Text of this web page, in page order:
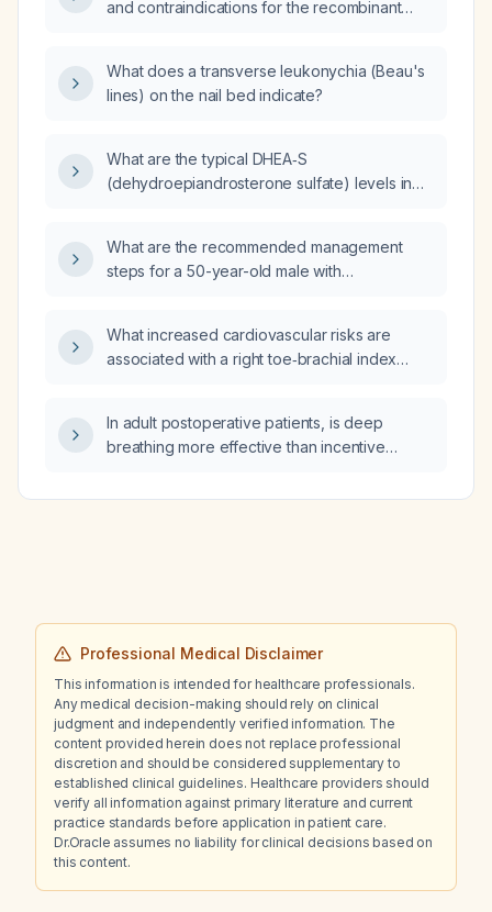
and contraindications for the recombinant
What does a transverse leukonychia (Beau's
lines) on the nail bed indicate?
What are the typical DHEA‑S
(dehydroepiandrosterone sulfate) levels in
What are the recommended management
steps for a 50-year-old male with
palmitate (Invega Sustenna) 234 mg, starting
sertraline (Zoloft) 50 mg, and experiencing
incarcerated dormitory living situation?
What increased cardiovascular risks are
associated with a right toe‑brachial index
In adult postoperative patients, is deep
breathing more effective than incentive
complications?
Professional Medical Disclaimer
This information is intended for healthcare professionals.
Any medical decision-making should rely on clinical
judgment and independently verified information. The
content provided herein does not replace professional
discretion and should be considered supplementary to
established clinical guidelines. Healthcare providers should
verify all information against primary literature and current
practice standards before application in patient care.
Dr.Oracle assumes no liability for clinical decisions based on
this content.